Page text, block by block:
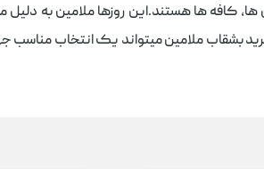
ها، کافه ها هستند.این روزها ملامین به
بشقاب ملامین میتواند یک انتخاب مناسب